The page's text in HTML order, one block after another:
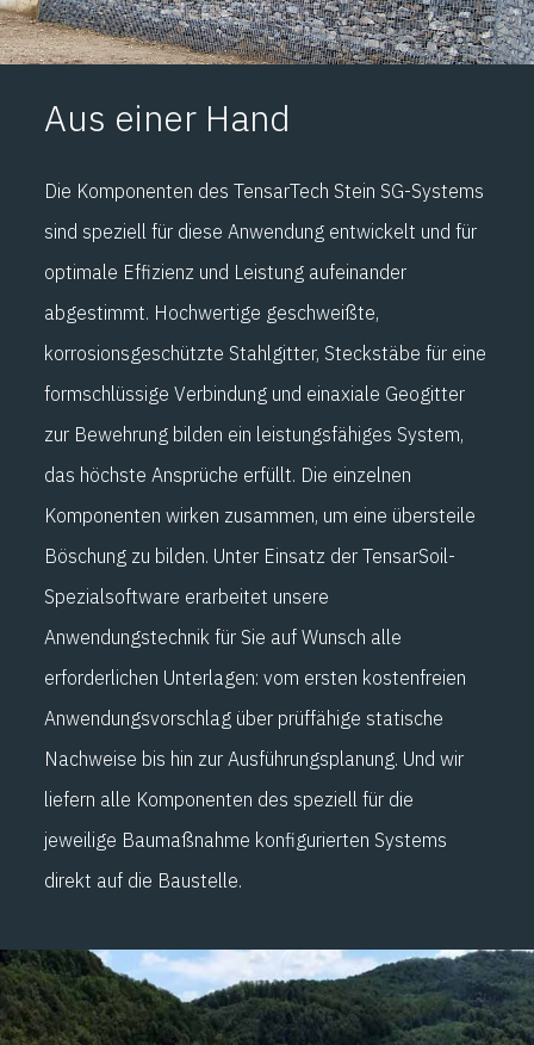
Aus einer Hand
Die Komponenten des TensarTech Stein SG-Systems
sind speziell für diese Anwendung entwickelt und für
optimale Effizienz und Leistung aufeinander
abgestimmt. Hochwertige geschweißte,
korrosionsgeschützte Stahlgitter, Steckstäbe für eine
formschlüssige Verbindung und einaxiale Geogitter
zur Bewehrung bilden ein leistungsfähiges System,
das höchste Ansprüche erfüllt. Die einzelnen
Komponenten wirken zusammen, um eine übersteile
Böschung zu bilden. Unter Einsatz der TensarSoil-
Spezialsoftware erarbeitet unsere
Anwendungstechnik für Sie auf Wunsch alle
erforderlichen Unterlagen: vom ersten kostenfreien
Anwendungsvorschlag über prüffähige statische
Nachweise bis hin zur Ausführungsplanung. Und wir
liefern alle Komponenten des speziell für die
jeweilige Baumaßnahme konfigurierten Systems
direkt auf die Baustelle.